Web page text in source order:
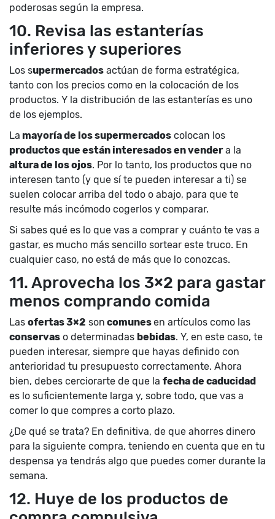
poderosas según la empresa.
10. Revisa las estanterías
inferiores y superiores
Los supermercados actúan de forma estratégica,
tanto con los precios como en la colocación de los
productos. Y la distribución de las estanterías es uno
de los ejemplos.
La mayoría de los supermercados colocan los
productos que están interesados en vendera la
altura de los ojos. Por lo tanto, los productos que no
interesen tanto (y que sí te pueden interesar a ti) se
suelen colocar arriba del todo o abajo, para que te
resulte más incómodo cogerlos y comparar.
Si sabes qué es lo que vas a comprar y cuánto te vas a
gastar, es mucho más sencillo sortear este truco. En
cualquier caso, no está de más que lo conozcas.
11. Aprovecha los 3×2 para gastar
menos comprando comida
Las ofertas 3×2 son comunesen artículos como las
conservas o determinadas bebidas. Y, en este caso, te
pueden interesar, siempre que hayas definido con
anterioridad tu presupuesto correctamente. Ahora
bien, debes cerciorarte de que la fecha de caducidad
es lo suficientemente larga y, sobre todo, que vas a
comer lo que compres a corto plazo.
¿De qué se trata? En definitiva, de que ahorres dinero
para la siguiente compra, teniendo en cuenta que en tu
despensa ya tendrás algo que puedes comer durante la
semana.
12. Huye de los productos de